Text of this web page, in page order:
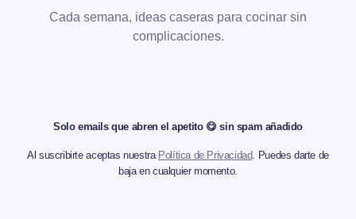
Cada semana, ideas caseras para cocinar sin
complicaciones.
Solo emails que abren el apetito 😋 sin spam añadido
Al suscribirte aceptas nuestra Política de Privacidad. Puedes darte de
baja en cualquier momento.